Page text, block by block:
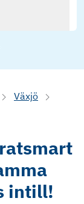
Växjö
intill!